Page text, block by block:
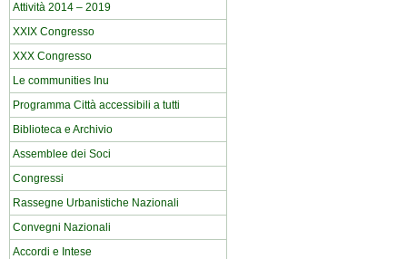
Attività 2014 – 2019
XXIX Congresso
XXX Congresso
Le communities Inu
Programma Città accessibili a tutti
Biblioteca e Archivio
Assemblee dei Soci
Congressi
Rassegne Urbanistiche Nazionali
Convegni Nazionali
Accordi e Intese